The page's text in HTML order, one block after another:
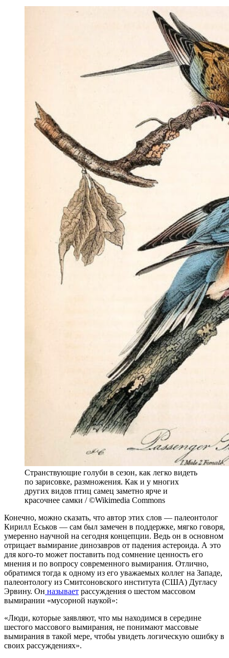
Странствующие голуби в сезон, как легко видеть
по зарисовке, размножения. Как и у многих
других видов птиц самец заметно ярче и
красочнее самки / ©Wikimedia Commons
Конечно, можно сказать, что автор этих слов — палеонтолог
Кирилл Еськов — сам был замечен в поддержке, мягко говоря,
умеренно научной на сегодня концепции. Ведь он в основном
отрицает вымирание динозавров от падения астероида. А это
для кого-то может поставить под сомнение ценность его
мнения и по вопросу современного вымирания. Отлично,
обратимся тогда к одному из его уважаемых коллег на Западе,
палеонтологу из Смитсоновского института (США) Дугласу
Эрвину. Он называет рассуждения о шестом массовом
вымирании «мусорной наукой»:
«Люди, которые заявляют, что мы находимся в середине
шестого массового вымирания, не понимают массовые
вымирания в такой мере, чтобы увидеть логическую ошибку в
своих рассуждениях».